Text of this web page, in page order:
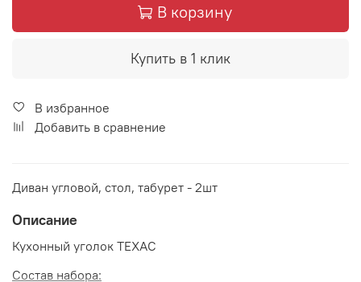
В корзину
Купить в 1 клик
В избранное
Добавить в сравнение
Диван угловой, стол, табурет - 2шт
Описание
Кухонный уголок ТЕХАС
Состав набора: